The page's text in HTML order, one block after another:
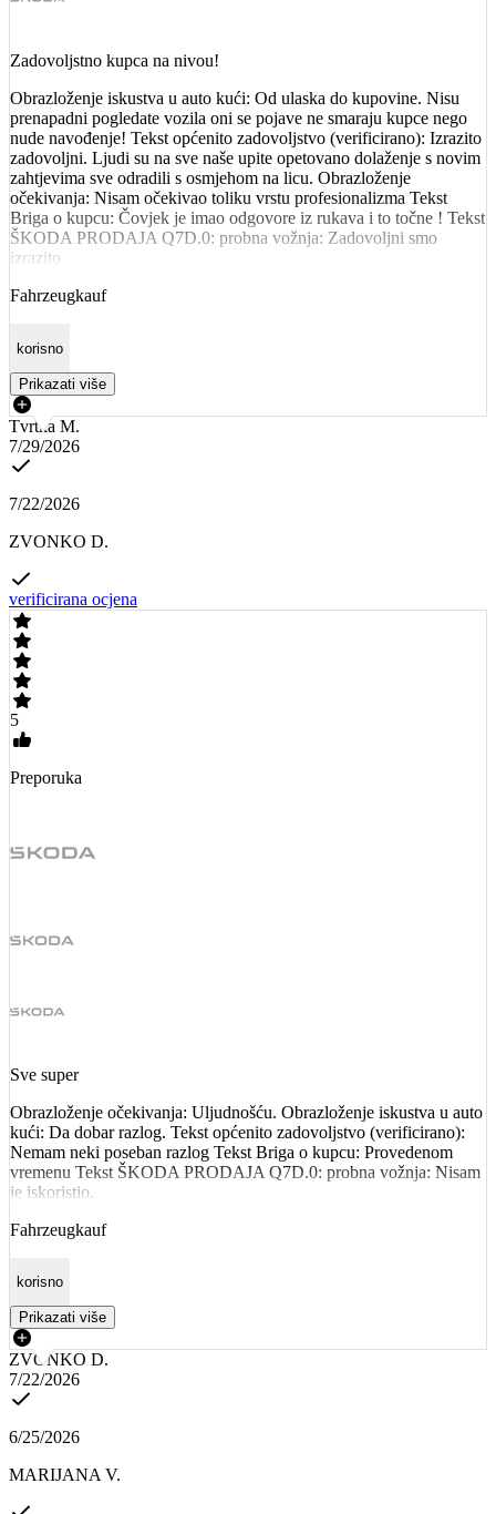
Zadovoljstno kupca na nivou!
Obrazloženje iskustva u auto kući: Od ulaska do kupovine. Nisu
prenapadni pogledate vozila oni se pojave ne smaraju kupce nego
nude navođenje! Tekst općenito zadovoljstvo (verificirano): Izrazito
zadovoljni. Ljudi su na sve naše upite opetovano dolaženje s novim
zahtjevima sve odradili s osmjehom na licu. Obrazloženje
očekivanja: Nisam očekivao toliku vrstu profesionalizma Tekst
Briga o kupcu: Čovjek je imao odgovore iz rukava i to točne ! Tekst
ŠKODA PRODAJA Q7D.0: probna vožnja: Zadovoljni smo
izrazito
Fahrzeugkauf
korisno
Prikazati više
Tvrtka M.
7/29/2026
7/22/2026
ZVONKO D.
verificirana ocjena
5
Preporuka
Sve super
Obrazloženje očekivanja: Uljudnošću. Obrazloženje iskustva u auto
kući: Da dobar razlog. Tekst općenito zadovoljstvo (verificirano):
Nemam neki poseban razlog Tekst Briga o kupcu: Provedenom
vremenu Tekst ŠKODA PRODAJA Q7D.0: probna vožnja: Nisam
je iskoristio.
Fahrzeugkauf
korisno
Prikazati više
ZVONKO D.
7/22/2026
6/25/2026
MARIJANA V.